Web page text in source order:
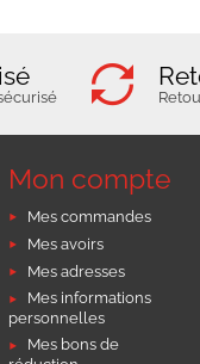
Mon compte
Mes commandes
Mes avoirs
Mes adresses
Mes informations
personnelles
Mes bons de